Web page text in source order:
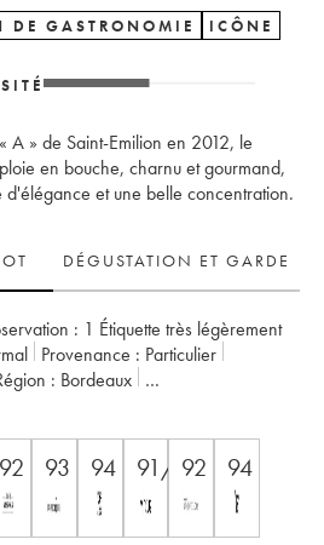
DE GASTRONOMIE ICÔNE
A » de Saint-Emilion en 2012, le
en bouche, charnu et gourmand,
et une belle concentration.
DÉGUSTATION ET GARDE
: 1 Étiquette très légèrement
Provenance : particulier
Région :
Bordeaux
de Laforest
92 93 94 91/100
92 94